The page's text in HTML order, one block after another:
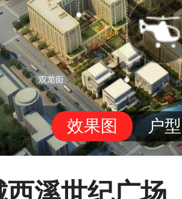
效果图 户型
西溪世纪广场